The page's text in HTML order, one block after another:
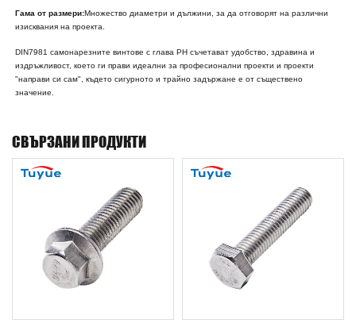
Гама от размери:Множество диаметри и дължини, за да отговорят на различни
изисквания на проекта.
DIN7981 самонарезните винтове с глава PH съчетават удобство, здравина и
издръжливост, което ги прави идеални за професионални проекти и проекти
"направи си сам", където сигурното и трайно задържане е от съществено
значение.
СВЪРЗАНИ ПРОДУКТИ